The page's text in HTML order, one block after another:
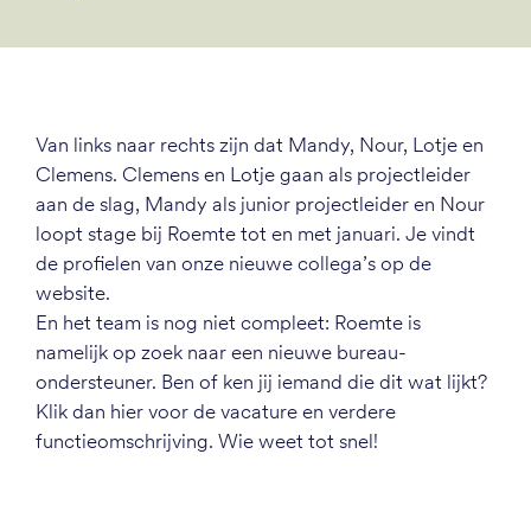
Van links naar rechts zijn dat Mandy, Nour, Lotje en
Clemens. Clemens en Lotje gaan als projectleider
aan de slag, Mandy als junior projectleider en Nour
loopt stage bij Roemte tot en met januari. Je vindt
de profielen van onze nieuwe collega’s op de
website.
En het team is nog niet compleet: Roemte is
namelijk op zoek naar een nieuwe bureau-
ondersteuner. Ben of ken jij iemand die dit wat lijkt?
Klik dan hier voor de vacature en verdere
functieomschrijving. Wie weet tot snel!